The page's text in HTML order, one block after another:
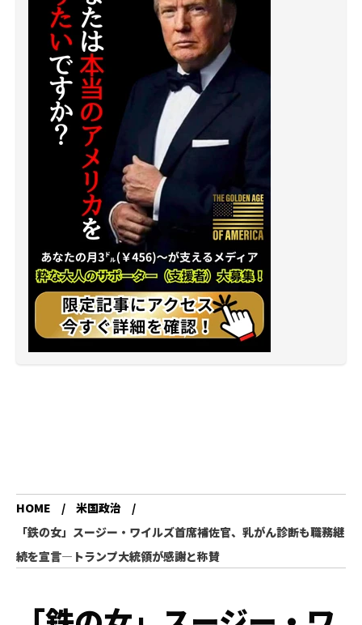
HOME
米国政治
「鉄の女」スージー・ワイルズ首席補佐官、乳がん診断も職務継
続を宣言―トランプ大統領が感謝と称賛